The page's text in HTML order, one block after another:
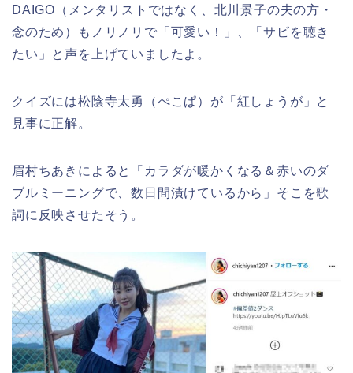
DAIGO（メンタリストではなく、北川景子の夫の方・
念のため）もノリノリで「可愛い！」、「サビを聴き
たい」と声を上げていましたよ。
クイズには松陰寺太勇（ぺこぱ）が「紅しょうが」と
見事に正解。
眉村ちあきによると「カラダが暖かくなる＆赤いのダ
ブルミーニングで、数日間漬けているから」そこを歌
詞に反映させたそう。